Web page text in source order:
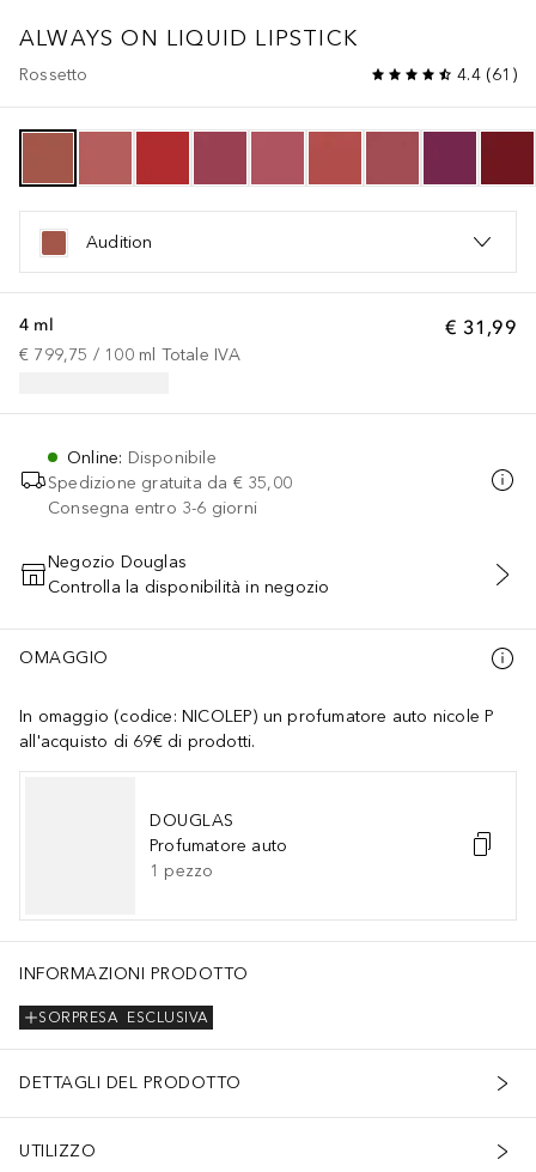
ALWAYS ON LIQUID LIPSTICK
Rossetto 4.4(61 )
Audition
€ 31,99
4 ml
€ 799,75 / 100 ml Totale IVA
Online: Disponibile
Spedizione gratuita da € 35,00
Consegna entro 3-6 giorni
AGGIUNGI AL CARRELLO
Negozio Douglas
Controlla la disponibilità in negozio
OMAGGIO
In omaggio (codice: NICOLEP) un profumatore auto nicole P
all'acquisto di 69€ di prodotti.
DOUGLAS
Profumatore auto
1 pezzo
INFORMAZIONI PRODOTTO
ESCLUSIVA
SORPRESA
DETTAGLI DEL PRODOTTO
UTILIZZO